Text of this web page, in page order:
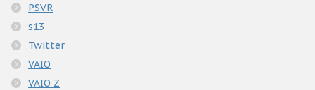
PSVR
s13
Twitter
VAIO
VAIO Z